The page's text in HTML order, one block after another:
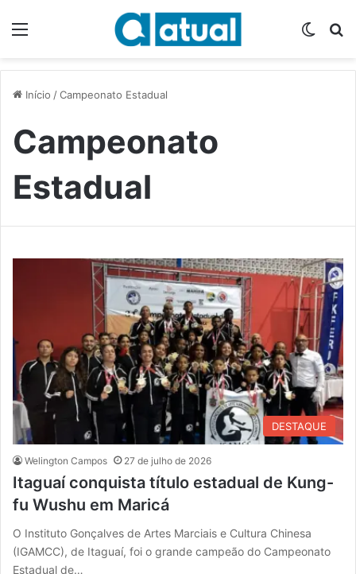
Início /Campeonato Estadual
Campeonato
Estadual
DESTAQUE
Welington Campos 27 de julho de 2026
Itaguaí conquista título estadual de Kung-
fu Wushu em Maricá
O Instituto Gonçalves de Artes Marciais e Cultura Chinesa
(IGAMCC), de Itaguaí, foi o grande campeão do Campeonato
Estadual de…